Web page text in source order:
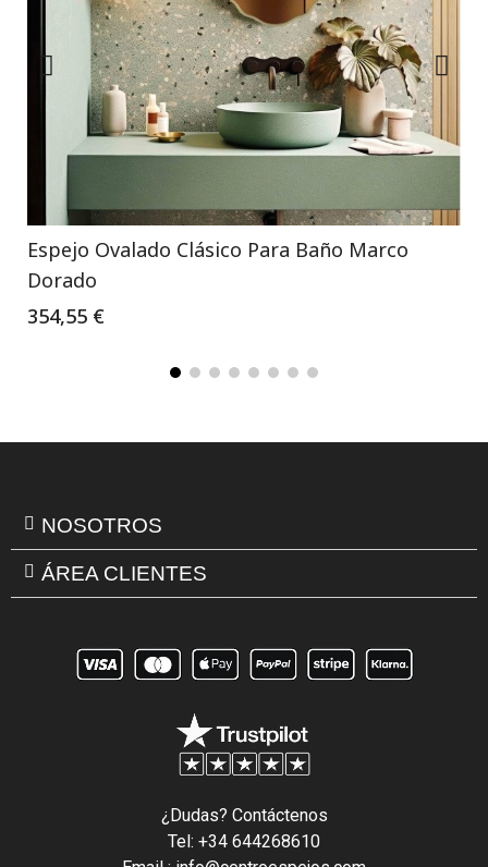
Espejo Ovalado Clásico Para Baño Marco
Dorado
354,55 €
NOSOTROS
ÁREA CLIENTES
¿Dudas? Contáctenos
Tel: +34 644268610